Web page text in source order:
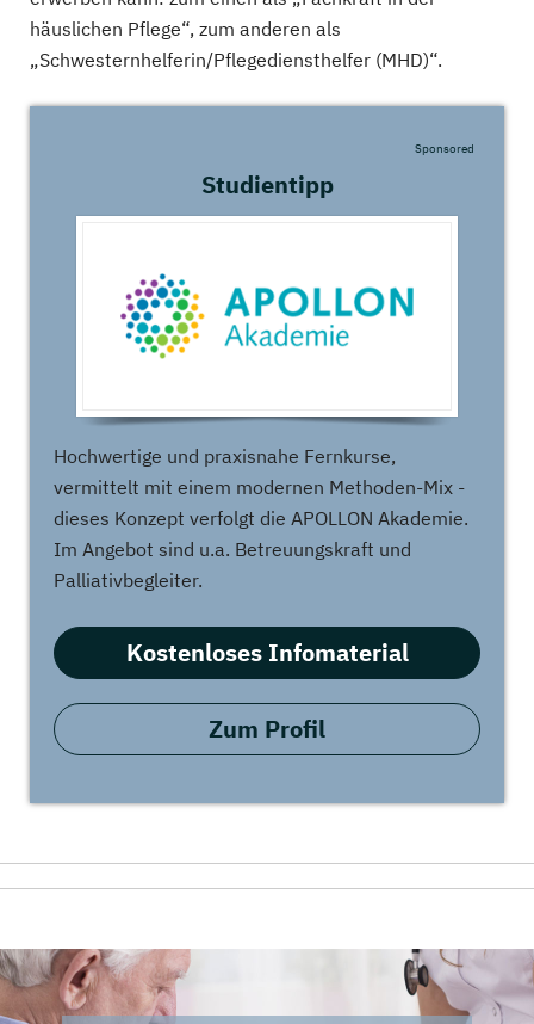
häuslichen Pflege“, zum anderen als
„Schwesternhelferin/Pflegediensthelfer (MHD)“.
Studientipp
Sponsored
Hochwertige und praxisnahe Fernkurse,
vermittelt mit einem modernen Methoden-Mix -
dieses Konzept verfolgt die APOLLON Akademie.
Im Angebot sind u.a. Betreuungskraft und
Palliativbegleiter.
Kostenloses Infomaterial
Zum Profil